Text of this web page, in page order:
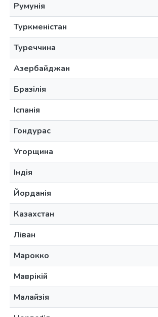
Румунія
Туркменістан
Туреччина
Азербайджан
Бразілія
Іспанія
Гондурас
Угорщина
Індія
Йорданія
Казахстан
Ліван
Марокко
Маврікій
Малайзія